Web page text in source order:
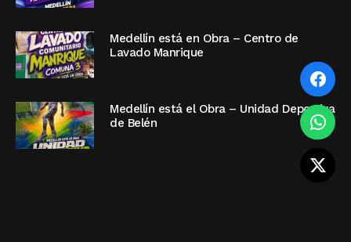
Medellín está en Obra – Centro de
Lavado Manrique
Medellín está el Obra – Unidad Deportiva
de Belén